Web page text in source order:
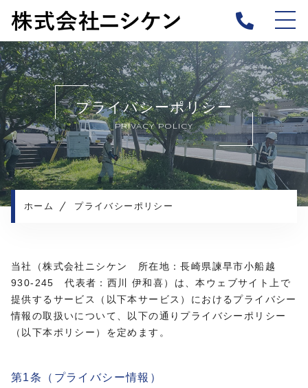
ホーム
当社について
事業紹介
施工実績
採用の流れ
採用情報
（土木施工管理）
採用情報
お知らせ
コンテンツ
プライバシーポリシー
プライバシーポリシー
PRIVACY POLICY
ホーム プライバシーポリシー
当社（株式会社ニシケン 所在地：長崎県諫早市小船越
930-245 代表者：西川 伊和喜）は、本ウェブサイト上で
提供するサービス（以下本サービス）におけるプライバシー
情報の取扱いについて、以下の通りプライバシーポリシー
（以下本ポリシー）を定めます。
第1条（プライバシー情報）